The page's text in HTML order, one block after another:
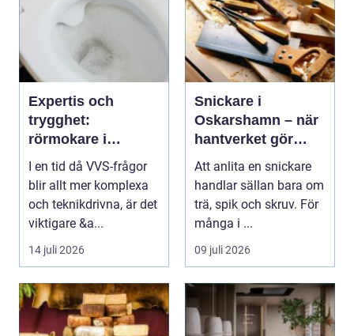
Expertis och
trygghet:
rörmokare i
jämtland
I en tid då VVS-frågor
blir allt mer komplexa
och teknikdrivna, är det
viktigare &a...
14 juli 2026
Snickare i
Oskarshamn – när
hantverket gör
skillnad i vardagen
Att anlita en snickare
handlar sällan bara om
trä, spik och skruv. För
många i ...
09 juli 2026